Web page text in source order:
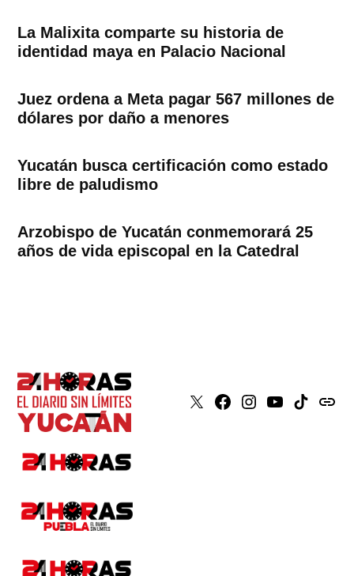
La Malixita comparte su historia de
identidad maya en Palacio Nacional
Juez ordena a Meta pagar 567 millones de
dólares por daño a menores
Yucatán busca certificación como estado
libre de paludismo
Arzobispo de Yucatán conmemorará 25
años de vida episcopal en la Catedral
X Faceboook
Instagram
YoutubeTiktokissuu